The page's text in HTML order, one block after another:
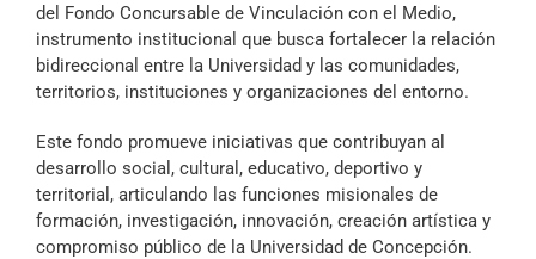
del Fondo Concursable de Vinculación con el Medio,
instrumento institucional que busca fortalecer la relación
bidireccional entre la Universidad y las comunidades,
territorios, instituciones y organizaciones del entorno.
Este fondo promueve iniciativas que contribuyan al
desarrollo social, cultural, educativo, deportivo y
territorial, articulando las funciones misionales de
formación, investigación, innovación, creación artística y
compromiso público de la Universidad de Concepción.